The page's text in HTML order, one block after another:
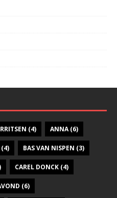
(4) ANNA(6)
(4) BAS VAN NISPEN (3)
CAREL DONCK (4)
(6)